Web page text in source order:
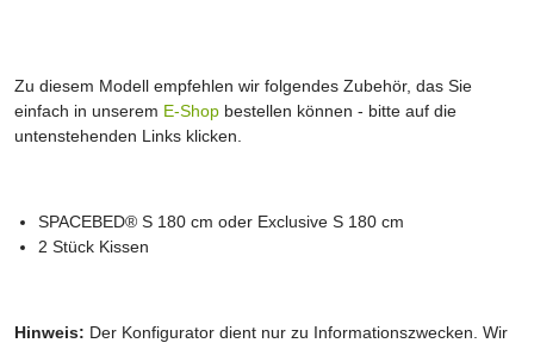
Zu diesem Modell empfehlen wir folgendes Zubehör, das Sie
einfach in unserem E-Shop bestellen können - bitte auf die
untenstehenden Links klicken.
SPACEBED® S 180 cm oder Exclusive S 180 cm
2 Stück Kissen
Hinweis: Der Konfigurator dient nur zu Informationszwecken. Wir